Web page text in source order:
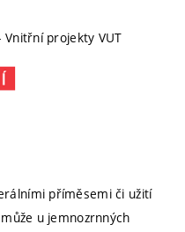
Vnitřní projekty VUT
příměsemi či užití
u jemnozrnných